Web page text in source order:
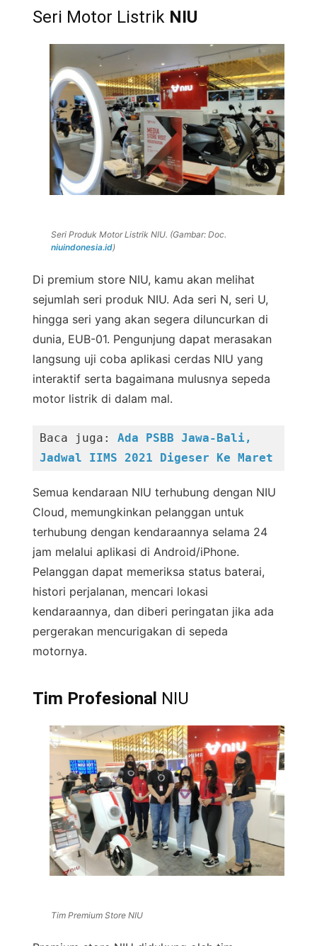
Seri Motor Listrik NIU
Seri Produk Motor Listrik NIU. (Gambar: Doc.
niuindonesia.id)
Di premium store NIU, kamu akan melihat
sejumlah seri produk NIU. Ada seri N, seri U,
hingga seri yang akan segera diluncurkan di
dunia, EUB-01. Pengunjung dapat merasakan
langsung uji coba aplikasi cerdas NIU yang
interaktif serta bagaimana mulusnya sepeda
motor listrik di dalam mal.
Baca juga: Ada PSBB Jawa-Bali,
Jadwal IIMS 2021 Digeser Ke Maret
Semua kendaraan NIU terhubung dengan NIU
Cloud, memungkinkan pelanggan untuk
terhubung dengan kendaraannya selama 24
jam melalui aplikasi di Android/iPhone.
Pelanggan dapat memeriksa status baterai,
histori perjalanan, mencari lokasi
kendaraannya, dan diberi peringatan jika ada
pergerakan mencurigakan di sepeda
motornya.
Tim Profesional NIU
Tim Premium Store NIU